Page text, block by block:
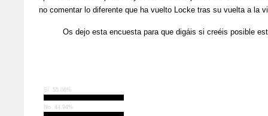
no comentar lo diferente que ha vuelto Locke tras su vuelta a la
Os dejo esta encuesta para que digáis si creéis posible
Sí 55.06%
No 44.94%